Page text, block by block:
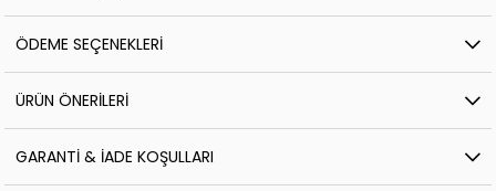
ÖDEME SEÇENEKLERI
ÜRÜN ÖNERILERI
GARANTI & İADE KOŞULLARI